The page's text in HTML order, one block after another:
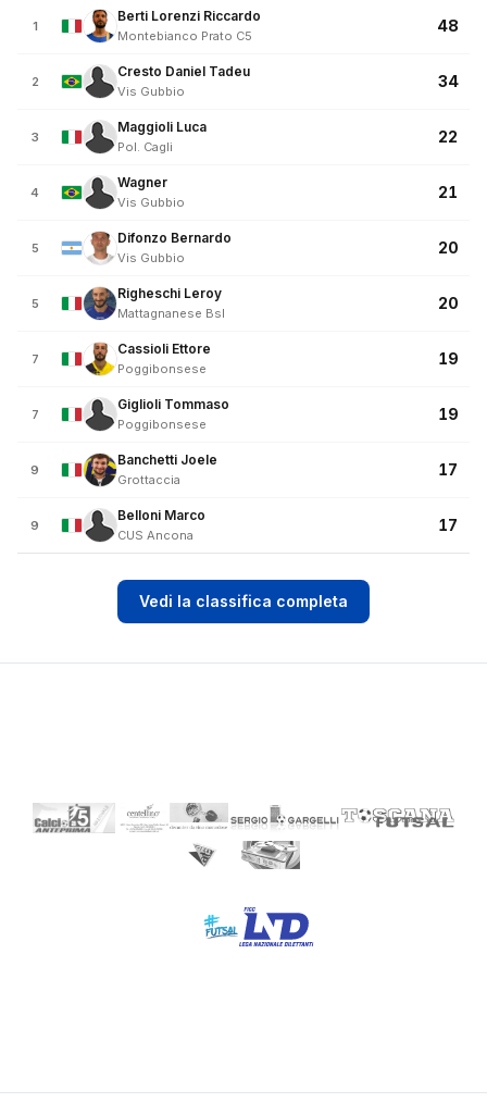
1
Berti Lorenzi Riccardo
Montebianco Prato C5
48
2
Cresto Daniel Tadeu
Vis Gubbio
34
3
Maggioli Luca
Pol. Cagli
22
4
Wagner
Vis Gubbio
21
5
Difonzo Bernardo
Vis Gubbio
20
5
Righeschi Leroy
Mattagnanese Bsl
20
7
Cassioli Ettore
Poggibonsese
19
7
Giglioli Tommaso
Poggibonsese
19
9
Banchetti Joele
Grottaccia
17
9
Belloni Marco
CUS Ancona
17
Vedi la classifica completa